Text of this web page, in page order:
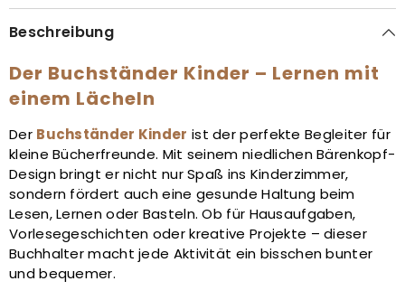
Beschreibung
Der Buchständer Kinder – Lernen mit
einem Lächeln
Der Buchständer Kinder ist der perfekte Begleiter für
kleine Bücherfreunde. Mit seinem niedlichen Bärenkopf-
Design bringt er nicht nur Spaß ins Kinderzimmer,
sondern fördert auch eine gesunde Haltung beim
Lesen, Lernen oder Basteln. Ob für Hausaufgaben,
Vorlesegeschichten oder kreative Projekte – dieser
Buchhalter macht jede Aktivität ein bisschen bunter
und bequemer.